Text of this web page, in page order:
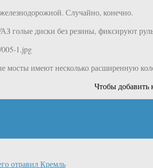
Случайно, конечно.
голые диски без резины, фиксируют
1.jpg
мосты имеют несколько расширенную
Чтобы добавить
отравил Кремль